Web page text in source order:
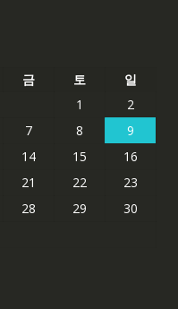
금 토
일
1
2
7 8
9
14 15
16
21 22
23
28 29
30